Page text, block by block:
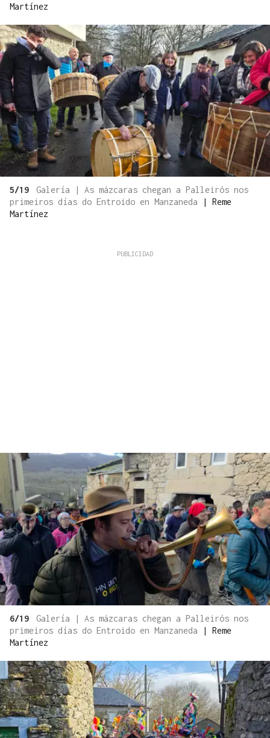
Martínez
5/19
Galería | As mázcaras chegan a Palleirós nos
primeiros días do Entroido en Manzaneda
| Reme
Martínez
6/19
Galería | As mázcaras chegan a Palleirós nos
primeiros días do Entroido en Manzaneda
| Reme
Martínez